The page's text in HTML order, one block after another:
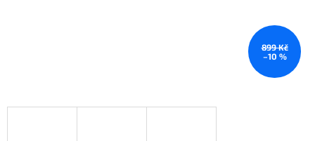
899 Kč
–10 %